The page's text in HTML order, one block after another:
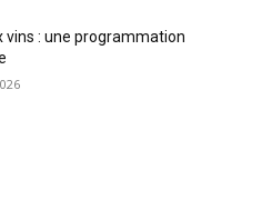
vins : une programmation